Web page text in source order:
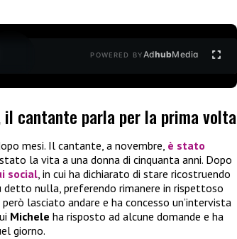
POWERED BYAdhubMedia
cantante parla per la prima volta
mesi. Il cantante, a novembre, è stato
la vita a una donna di cinquanta anni. Dopo
social, in cui ha dichiarato di stare ricostruendo
detto nulla, preferendo rimanere in rispettoso
lasciato andare e ha concesso un’intervista
Michele ha risposto ad alcune domande e ha
giorno.